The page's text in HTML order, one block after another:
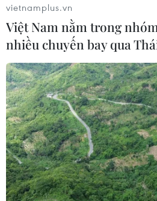
Đức: Lãnh đạo SPD
EU vững mạnh hơn
27/09/2021 13:18
Ứng viên Thủ tướng Đức Olaf
vietnamplus.vn
Việt Nam nằm trong
nhiều chuyến bay qua